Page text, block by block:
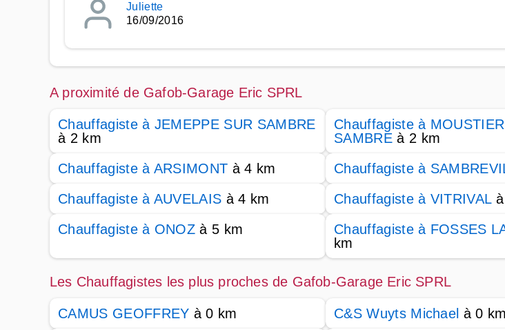
Juliette
16/09/2016
A proximité de Gafob-Garage Eric SPRL
Chauffagiste à JEMEPPE SUR SAMBRE
à 2 km
Chauffagiste à
SAMBREà 2 km
Chauffagiste à ARSIMONT à 4 km Chauffagiste à
Chauffagiste à AUVELAIS à 4 km Chauffagiste à VITRIVALà
Chauffagiste à ONOZ à 5 km Chauffagiste à FOSSES
km
Les Chauffagistes les plus proches de Gafob-Garage Eric SPRL
CAMUS GEOFFREY à 0 km C&S Wuyts Michael à 0 km